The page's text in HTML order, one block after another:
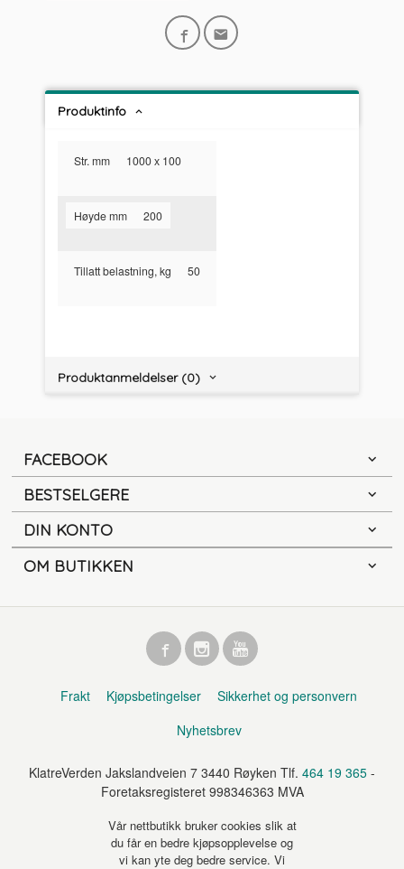
Produktinfo
Str. mm 1000 х 100
Høyde mm 200
Tillatt belastning, kg 50
Produktanmeldelser (0)
FACEBOOK
BESTSELGERE
DIN KONTO
OM BUTIKKEN
Frakt Kjøpsbetingelser
Sikkerhet og personvern
Nyhetsbrev
KlatreVerden Jakslandveien 7 3440 Røyken Tlf. 464 19 365 -
Foretaksregisteret 998346363 MVA
Vår nettbutikk bruker cookies slik at
du får en bedre kjøpsopplevelse og
vi kan yte deg bedre service. Vi